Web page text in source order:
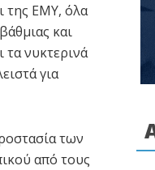
της ΕΜΥ, όλα
και
τα νυκτερινά
για
των
από τους